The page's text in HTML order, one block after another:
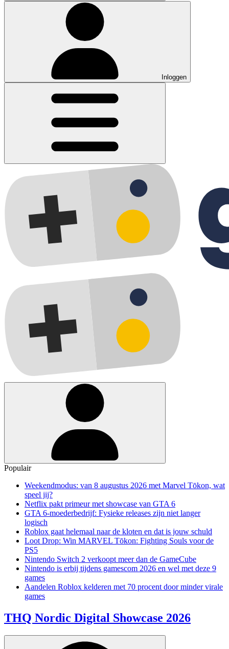
Inloggen
Populair
Weekendmodus: van 8 augustus 2026 met Marvel Tōkon, wat
speel jij?
Netflix pakt primeur met showcase van GTA 6
GTA 6-moederbedrijf: Fysieke releases zijn niet langer
logisch
Roblox gaat helemaal naar de kloten en dat is jouw schuld
Loot Drop: Win MARVEL Tōkon: Fighting Souls voor de
PS5
Nintendo Switch 2 verkoopt meer dan de GameCube
Nintendo is erbij tijdens gamescom 2026 en wel met deze 9
games
Aandelen Roblox kelderen met 70 procent door minder virale
games
THQ Nordic Digital Showcase 2026